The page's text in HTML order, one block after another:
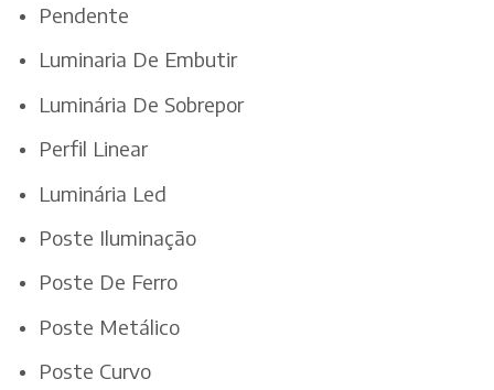
Pendente
Luminaria De Embutir
Luminária De Sobrepor
Perfil Linear
Luminária Led
Poste Iluminação
Poste De Ferro
Poste Metálico
Poste Curvo